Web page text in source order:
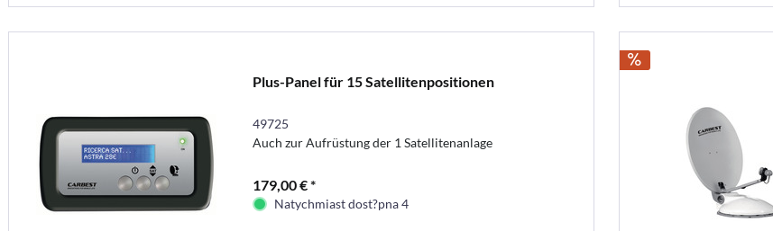
Plus-Panel für 15 Satellitenpositionen
49725
Auch zur Aufrüstung der 1 Satellitenanlage
179,00 € *
Natychmiast dost?pna 4